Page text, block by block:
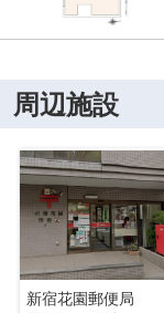
周辺施設
新宿花園郵便局